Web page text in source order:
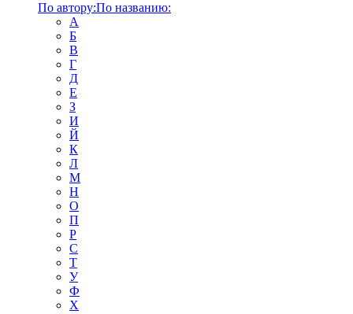
По автору:По названию:
А
Б
В
Г
Д
Е
З
И
Й
К
Л
М
Н
О
П
Р
С
Т
У
Ф
Х